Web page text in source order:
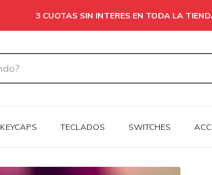
3 CUOTAS SIN INTERES EN TODA LA
KEYCAPS TECLADOS SWITCHES